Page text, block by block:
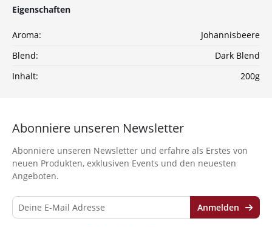
Eigenschaften
Aroma:
Johannisbeere
Blend:
Dark Blend
Inhalt:
200g
deiner nächsten Bestellung in unserem Online-Shop.
Shisha-Produkten, Tabaksorten und Zubehör – alles,
*Gilt nicht für Tabakwaren, Vapes, Liquid, Kohle und Xkah
Ich habe die Datenschutzerklärung
Kenntnis genommen
Abonniere unseren Newsletter
Abonniere unseren Newsletter und erfahre als Erstes von
neuen Produkten, exklusiven Events und den neuesten
Angeboten.
Anmelden